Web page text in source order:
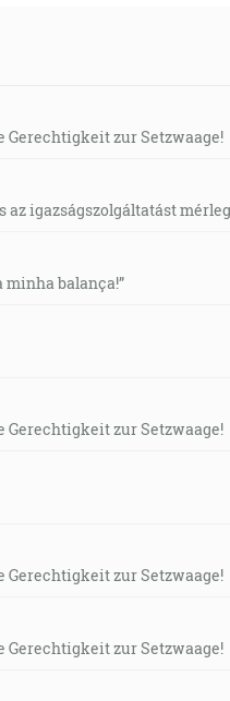
Gerechtigkeit zur Setzwaage!
az igazságszolgáltatást
minha balança!”
Gerechtigkeit zur Setzwaage!
Gerechtigkeit zur Setzwaage!
Gerechtigkeit zur Setzwaage!